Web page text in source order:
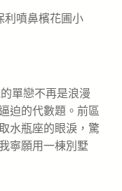
利噴鼻檳花圃小
單戀不再是浪漫
迫的代數題。前區
水瓶座的眼淚，驚
寧願用一棟別墅